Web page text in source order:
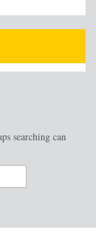
searching can